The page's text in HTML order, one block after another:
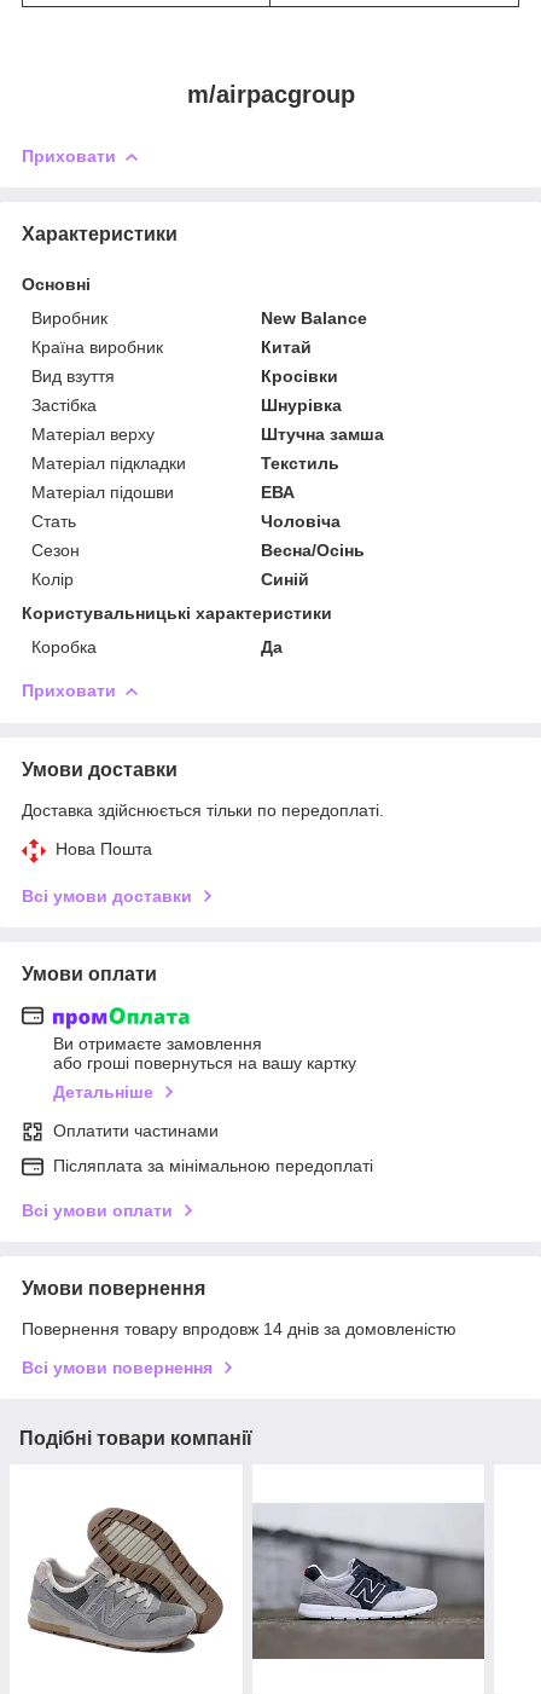
m/airpacgroup
Приховати
Характеристики
Основні
Виробник
New Balance
Країна виробник
Китай
Вид взуття
Кросівки
Застібка
Шнурівка
Матеріал верху
Штучна замша
Матеріал підкладки
Текстиль
Матеріал підошви
ЕВА
Стать
Чоловіча
Сезон
Весна/Осінь
Колір
Синій
Користувальницькі характеристики
Коробка
Да
Приховати
Умови доставки
Доставка здійснюється тільки по передоплаті.
Нова Пошта
Всі умови доставки
Умови оплати
Ви отримаєте замовлення
або гроші повернуться на вашу картку
Детальніше
Оплатити частинами
Післяплата за мінімальною передоплаті
Всі умови оплати
Умови повернення
Повернення товару впродовж 14 днів за домовленістю
Всі умови повернення
Подібні товари компанії